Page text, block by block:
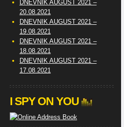
DNEVNIK AUGUST 2021 –
20.08.2021
DNEVNIK AUGUST 2021 –
19.08.2021
DNEVNIK AUGUST 2021 –
18.08.2021
DNEVNIK AUGUST 2021 –
17.08.2021
I SPY ON YOU